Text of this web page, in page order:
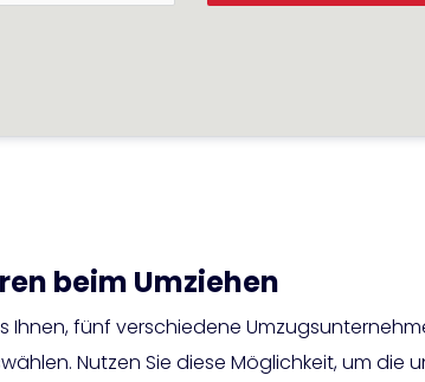
beim Umziehen
fünf verschiedene
Nutzen Sie diese Möglichkeit, um die